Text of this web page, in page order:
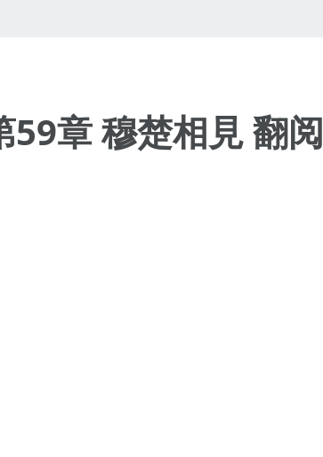
章 穆楚相見 翻阅